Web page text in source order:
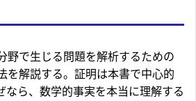
野で生じる問題を解析するための
を解説する。証明は本書で中心的
なら、数学的事実を本当に理解する